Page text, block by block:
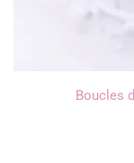
Boucles